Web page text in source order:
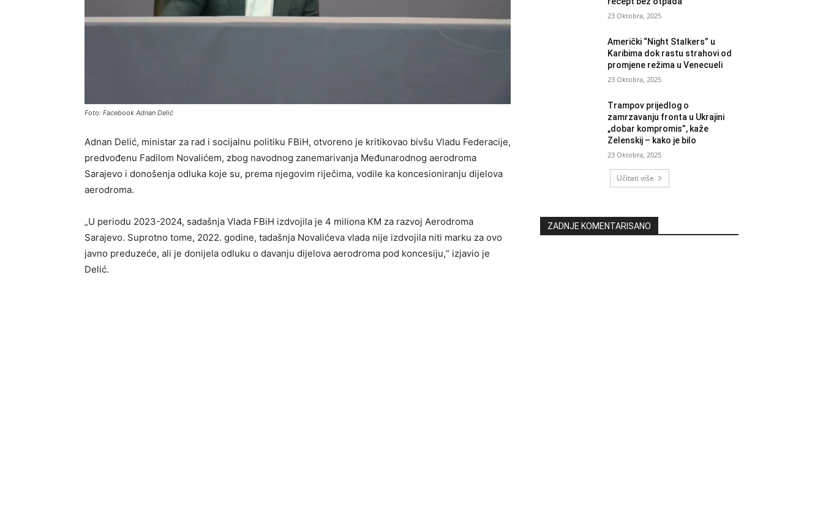
Foto: Facebook Adnan Delić
Adnan Delić, ministar za rad i socijalnu politiku FBiH, otvoreno je kritikovao bivšu Vladu Federacije,
predvođenu Fadilom Novalićem, zbog navodnog zanemarivanja Međunarodnog aerodroma
Sarajevo i donošenja odluka koje su, prema njegovim riječima, vodile ka koncesioniranju dijelova
aerodroma.
„U periodu 2023-2024, sadašnja Vlada FBiH izdvojila je 4 miliona KM za razvoj Aerodroma
Sarajevo. Suprotno tome, 2022. godine, tadašnja Novalićeva vlada nije izdvojila niti marku za ovo
javno preduzeće, ali je donijela odluku o davanju dijelova aerodroma pod koncesiju,“ izjavio je
Delić.
23 Oktobra, 2025
Američki “Night Stalkers” u
Karibima dok rastu strahovi od
promjene režima u Venecueli
23 Oktobra, 2025
Trampov prijedlog o
zamrzavanju fronta u Ukrajini
„dobar kompromis”, kaže
Zelenskij – kako je bilo
23 Oktobra, 2025
Učitati više
ZADNJE KOMENTARISANO